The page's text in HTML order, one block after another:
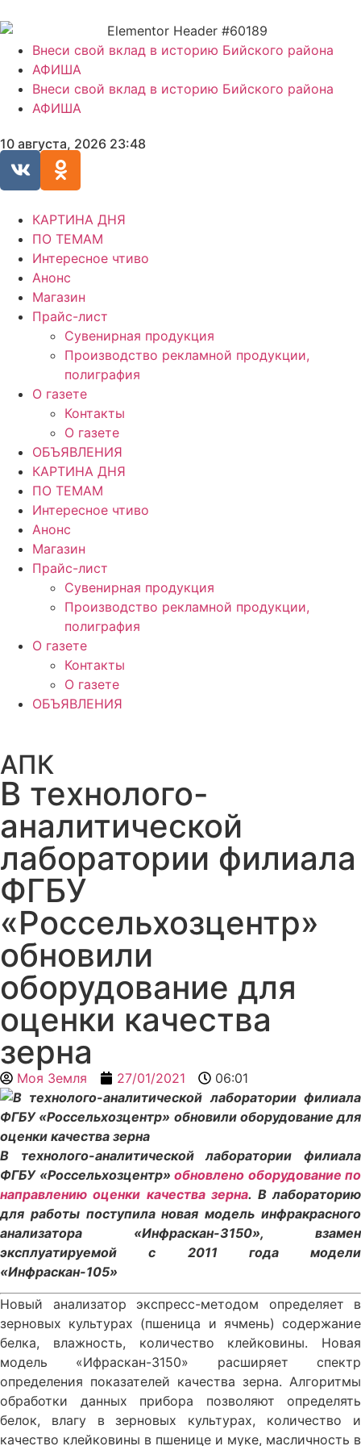
Внеси свой вклад в историю Бийского района
АФИША
Внеси свой вклад в историю Бийского района
АФИША
10 августа, 2026 23:48
КАРТИНА ДНЯ
ПО ТЕМАМ
Интересное чтиво
Анонс
Магазин
Прайс-лист
Сувенирная продукция
Производство рекламной продукции,
полиграфия
О газете
Контакты
О газете
ОБЪЯВЛЕНИЯ
КАРТИНА ДНЯ
ПО ТЕМАМ
Интересное чтиво
Анонс
Магазин
Прайс-лист
Сувенирная продукция
Производство рекламной продукции,
полиграфия
О газете
Контакты
О газете
ОБЪЯВЛЕНИЯ
АПК
В технолого-
аналитической
лаборатории филиала
ФГБУ
«Россельхозцентр»
обновили
оборудование для
оценки качества
зерна
Моя Земля 27/01/2021 06:01
В технолого-аналитической лаборатории филиала
ФГБУ «Россельхозцентр» обновлено оборудование по
направлению оценки качества зерна. В лабораторию
для работы поступила новая модель инфракрасного
анализатора «Инфраскан-3150», взамен
эксплуатируемой с 2011 года модели
«Инфраскан-105»
Новый анализатор экспресс-методом определяет в
зерновых культурах (пшеница и ячмень) содержание
белка, влажность, количество клейковины. Новая
модель «Ифраскан-3150» расширяет спектр
определения показателей качества зерна. Алгоритмы
обработки данных прибора позволяют определять
белок, влагу в зерновых культурах, количество и
качество клейковины в пшенице и муке, масличность в